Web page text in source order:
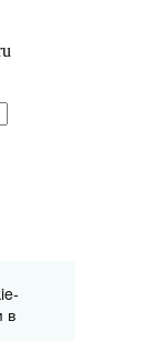
в